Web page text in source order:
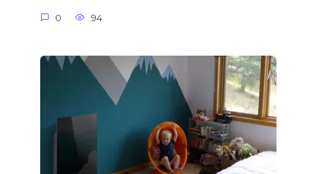
0 94